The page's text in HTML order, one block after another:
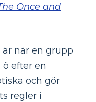
Once and
när en grupp
efter en
och gör
regler i